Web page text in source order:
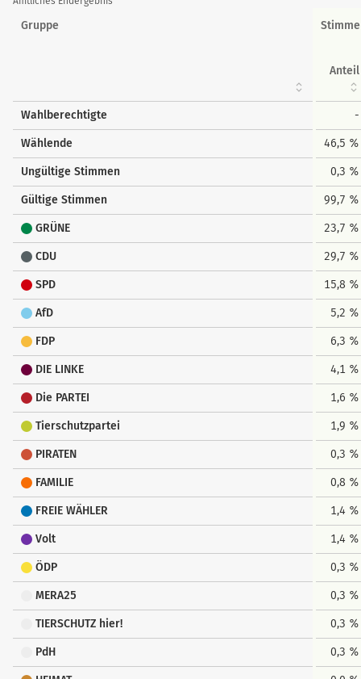
Gruppe
Anteil
Wahlberechtigte -
Wählende 46,5 %
Ungültige Stimmen 0,3 %
Gültige Stimmen 99,7 %
GRÜNE 23,7 %
CDU 29,7 %
SPD 15,8 %
AfD 5,2 %
FDP 6,3 %
DIE LINKE 4,1 %
Die PARTEI 1,6 %
Tierschutzpartei 1,9 %
PIRATEN 0,3 %
FAMILIE 0,8 %
FREIE WÄHLER 1,4 %
Volt 1,4 %
ÖDP 0,3 %
MERA25 0,3 %
TIERSCHUTZ hier! 0,3 %
PdH 0,3 %